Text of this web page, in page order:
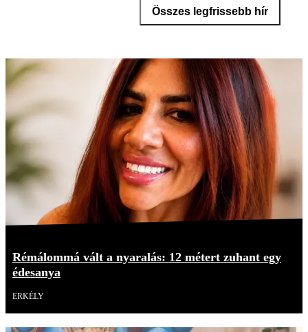
Összes legfrissebb hír
Rémálommá vált a nyaralás: 12 métert zuhant egy
édesanya
ERKÉLY